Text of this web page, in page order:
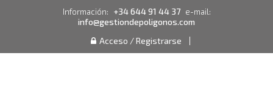
Información: +34 644 91 44 37 e-mail:
info@gestiondepoligonos.com
Acceso / Registrarse